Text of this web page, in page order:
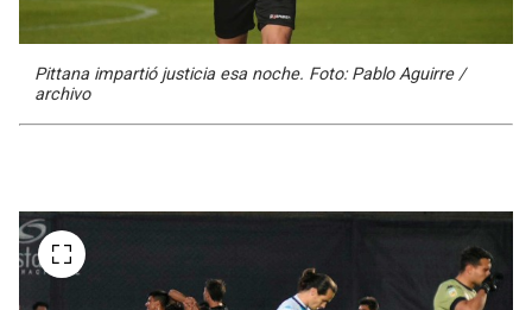
Pittana impartió justicia esa noche. Foto: Pablo Aguirre /
archivo